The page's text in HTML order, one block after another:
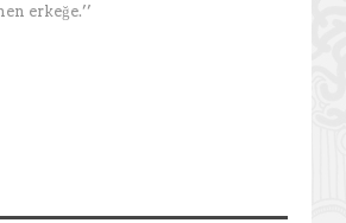
erkeğe.’’